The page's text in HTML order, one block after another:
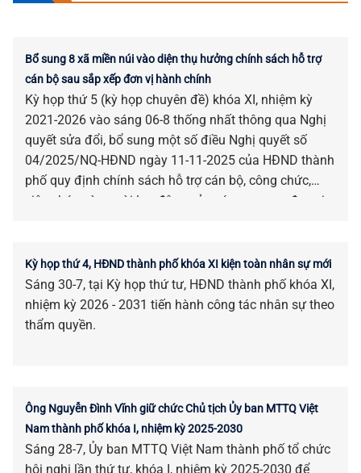
Bổ sung 8 xã miền núi vào diện thụ hưởng chính sách hỗ trợ
cán bộ sau sắp xếp đơn vị hành chính
Kỳ họp thứ 5 (kỳ họp chuyên đề) khóa XI, nhiệm kỳ
2021-2026 vào sáng 06-8 thống nhất thông qua Nghị
quyết sửa đổi, bổ sung một số điều Nghị quyết số
04/2025/NQ-HĐND ngày 11-11-2025 của HĐND thành
phố quy định chính sách hỗ trợ cán bộ, công chức,
viên chức và người lao động của các cơ quan, đơn vị
Kỳ họp thứ 4, HĐND thành phố khóa XI kiện toàn nhân sự mới
Sáng 30-7, tại Kỳ họp thứ tư, HĐND thành phố khóa XI,
nhiệm kỳ 2026 - 2031 tiến hành công tác nhân sự theo
thẩm quyền.
Ông Nguyễn Đình Vĩnh giữ chức Chủ tịch Ủy ban MTTQ Việt
Nam thành phố khóa I, nhiệm kỳ 2025-2030
Sáng 28-7, Ủy ban MTTQ Việt Nam thành phố tổ chức
hội nghị lần thứ tư, khóa I, nhiệm kỳ 2025-2030 để